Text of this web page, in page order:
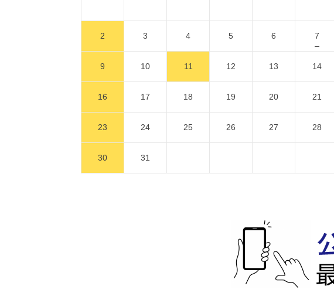
2 3 4 5 6 7
9 10 11 12 13 14
16 17 18 19 20 21
23 24 25 26 27 28
30 31